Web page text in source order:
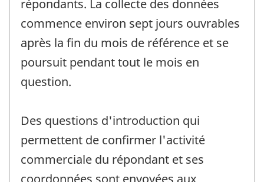
répondants. La collecte des données
commence environ sept jours ouvrables
après la fin du mois de référence et se
poursuit pendant tout le mois en
question.
Des questions d'introduction qui
permettent de confirmer l'activité
commerciale du répondant et ses
coordonnées sont envoyées aux